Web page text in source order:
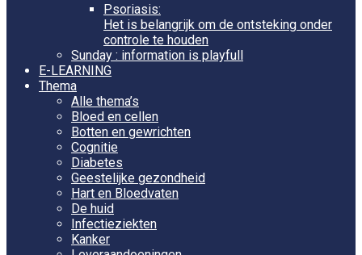
Psoriasis:
Het is belangrijk om de ontsteking onder
controle te houden
Sunday : information is playfull
E-LEARNING
Thema
Alle thema’s
Bloed en cellen
Botten en gewrichten
Cognitie
Diabetes
Geestelijke gezondheid
Hart en Bloedvaten
De huid
Infectieziekten
Kanker